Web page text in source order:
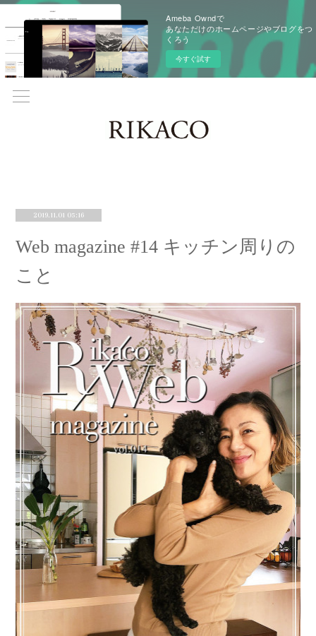
Ameba Owndで
あなただけのホームページやブログをつ
くろう
今すぐ試す
2019.11.01 05:16
Web magazine #14 キッチン周りの
こと